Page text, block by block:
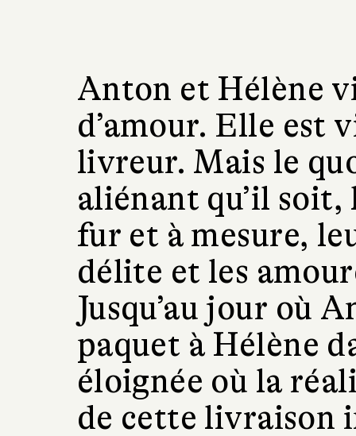
Anton et Hélène
d’amour. Elle est
livreur. Mais le
aliénant qu’il soit,
fur et à mesure,
délite et les
Jusqu’au jour où
paquet à Hélène
éloignée où la
de cette livraison